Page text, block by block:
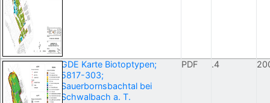
GDE Karte Biotoptypen;
5817-303;
Sauerbornsbachtal bei
Schwalbach a. T.
PDF .4